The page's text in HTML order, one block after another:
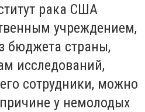
рака США
учреждением,
бюджета страны,
исследований,
сотрудники, можно
у немолодых